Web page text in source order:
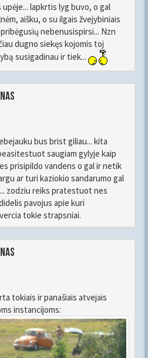
lapkrtis lyg buvo, o gal
aišku, o su ilgais žvejybiniais
nebenusispirsi... Nzn
dugno siekęs kojomis toj
susigadinau ir tiek...
bus brist giliau... kita
saugiam gylyje kaip
prisipildo vandens o gal ir netik
ar turi kaziokio sandarumo gal
zodziu reiks pratestuot nes
pavojus apie kuri
tokie strapsniai.
tokiais ir panašiais atvejais
instancijoms: